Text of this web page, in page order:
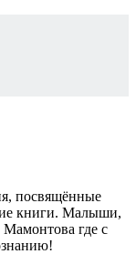
посвящённые
книги. Малыши,
где с